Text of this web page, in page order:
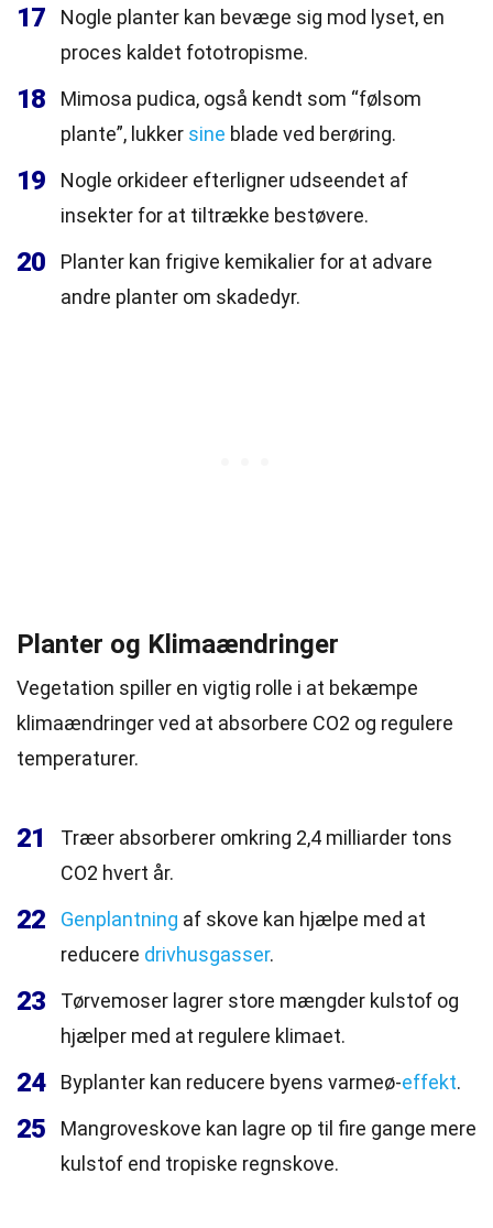
17
Nogle planter kan bevæge sig mod lyset, en
proces kaldet fototropisme.
18
Mimosa pudica, også kendt som “følsom
plante”, lukker sine blade ved berøring.
19
Nogle orkideer efterligner udseendet af
insekter for at tiltrække bestøvere.
20
Planter kan frigive kemikalier for at advare
andre planter om skadedyr.
Planter og Klimaændringer
Vegetation spiller en vigtig rolle i at bekæmpe
klimaændringer ved at absorbere CO2 og regulere
temperaturer.
21
Træer absorberer omkring 2,4 milliarder tons
CO2 hvert år.
22 Genplantning af skove kan hjælpe med at
reducere drivhusgasser.
23
Tørvemoser lagrer store mængder kulstof og
hjælper med at regulere klimaet.
24 Byplanter kan reducere byens varmeø-effekt.
25
Mangroveskove kan lagre op til fire gange mere
kulstof end tropiske regnskove.